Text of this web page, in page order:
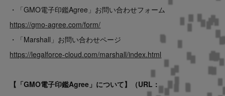
・「GMO電子印鑑Agree」お問い合わせフォーム
https://gmo-agree.com/form/
・「Marshall」お問い合わせページ
https://legalforce-cloud.com/marshall/index.html
【 「GMO電子印鑑Agree」について】
（URL：